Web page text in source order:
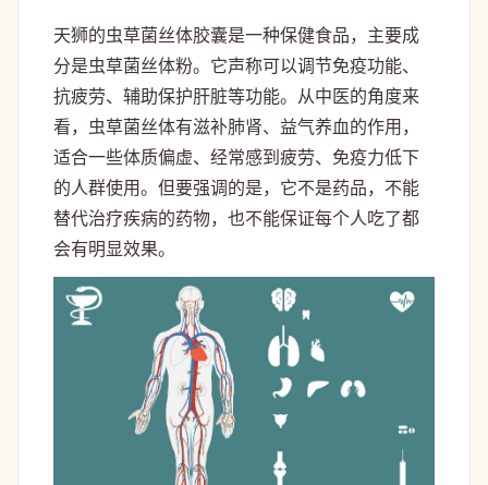
天狮的虫草菌丝体胶囊是一种保健食品，主要成
分是虫草菌丝体粉。它声称可以调节免疫功能、
抗疲劳、辅助保护肝脏等功能。从中医的角度来
看，虫草菌丝体有滋补肺肾、益气养血的作用，
适合一些体质偏虚、经常感到疲劳、免疫力低下
的人群使用。但要强调的是，它不是药品，不能
替代治疗疾病的药物，也不能保证每个人吃了都
会有明显效果。